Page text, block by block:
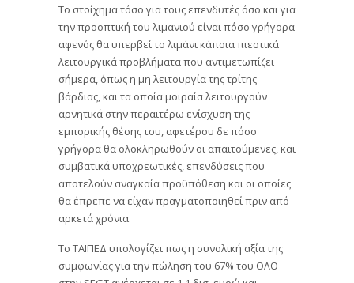
Το στοίχημα τόσο για τους επενδυτές όσο και για
την προοπτική του λιμανιού είναι πόσο γρήγορα
αφενός θα υπερβεί το λιμάνι κάποια πιεστικά
λειτουργικά προβλήματα που αντιμετωπίζει
σήμερα, όπως η μη λειτουργία της τρίτης
βάρδιας, και τα οποία μοιραία λειτουργούν
αρνητικά στην περαιτέρω ενίσχυση της
εμπορικής θέσης του, αφετέρου δε πόσο
γρήγορα θα ολοκληρωθούν οι απαιτούμενες, και
συμβατικά υποχρεωτικές, επενδύσεις που
αποτελούν αναγκαία προϋπόθεση και οι οποίες
θα έπρεπε να είχαν πραγματοποιηθεί πριν από
αρκετά χρόνια.
Το ΤΑΙΠΕΔ υπολογίζει πως η συνολική αξία της
συμφωνίας για την πώληση του 67% του ΟΛΘ